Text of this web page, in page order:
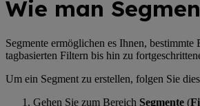
Wie man
Segmente ermöglichen es Ihnen,
tagbasierten Filtern bis hin zu
Um ein Segment zu erstellen, folgen Sie
Gehen Sie zum Bereich Segmente (